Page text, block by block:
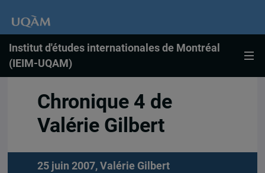
Institut d'études internationales de Montréal
(IEIM-UQAM)
Chronique 4 de
Valérie Gilbert
25 juin 2007, Valérie Gilbert